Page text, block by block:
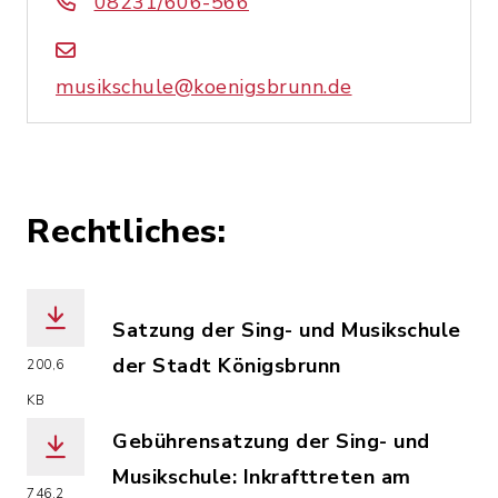
musikschule@koenigsbrunn.de
Rechtliches:
200,6
KB
Satzung der Sing- und Musikschule
der Stadt Königsbrunn
746,2
Gebührensatzung der Sing- und
Musikschule: Inkrafttreten am